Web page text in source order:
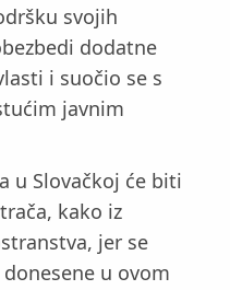
svojih
dodatne
i suočio se s
javnim
u Slovačkoj će biti
kako iz
jer se
u ovom